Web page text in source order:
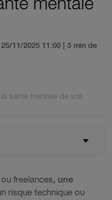
mentale
11/2025 11:00
| 3 min de
santé mentale de vos
freelances, une
risque technique ou